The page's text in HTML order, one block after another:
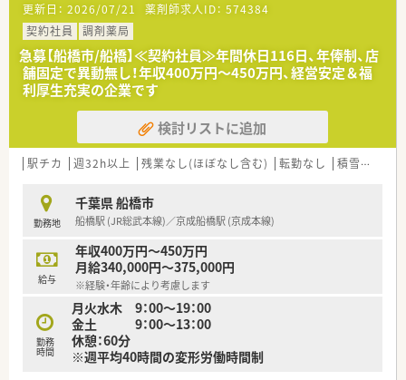
≪こんな会社です≫
■創業70年、古くから地元で愛されている、地域密着型の薬局で
す。
全店船橋市内に展開しており、遠方への異動がありませんので、
腰を据えて長く働けます。
■地域の方の介護・医療のトータルサポートを目指す会社です。
市内各地で認知症の人やその家族、地域住民が交流できるイベン
トを開催しております。
■在宅という言葉が一般的になる前から在宅業務に力を入れて
取り組んできており、経験・専門力・実績のある薬局です。
ております。
■全店舗のカウンターに透明なビニールカーテンを設置してお
り、飛沫感染防止を行っております。
■無菌・輸液・麻薬など幅広く対応しております。
≪最先端の技術を積極的に採用≫
■分譲で行っていた作業のほとんどがオンライン上でできるよ
うになり、医薬品に精通していない人でも扱いやすいとの評判で
す。
■薬剤師をより対人業務に専念させたい考えのため、患者への服
薬指導をはじめとした対人業務、薬歴の記載内容充実、医療機関
更新日： 2026/07/21 薬剤師求人ID： 574384
契約社員
調剤薬局
急募【船橋市/船橋】≪契約社員≫年間休日116日、年俸制、店
舗固定で異動無し！年収400万円～450万円、経営安定＆福
利厚生充実の企業です
検討リストに追加
駅チカ 週32h以上 残業なし(ほぼなし含む) 転勤なし 積雪なし
勤務地
千葉県 船橋市
船橋駅 (JR総武本線)／京成船橋駅 (京成本線)
給与
年収400万円～450万円
月給340,000円～375,000円
※経験・年齢により考慮します
勤務
時間
月火水木 9：00～19：00
金土 9：00～13：00
休憩：60分
※週平均40時間の変形労働時間制